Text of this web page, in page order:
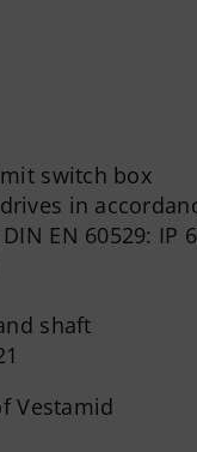
switch box
in
EN 60529: IP
shaft
Vestamid